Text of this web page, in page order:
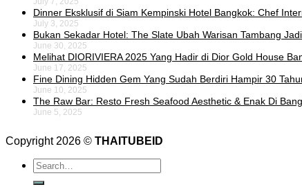
Dinner Eksklusif di Siam Kempinski Hotel Bangkok: Chef
July 3, 2025
Bukan Sekadar Hotel: The Slate Ubah Warisan Tambang
June 30, 2025
Melihat DIORIVIERA 2025 Yang Hadir di Dior Gold House
June 17, 2025
Fine Dining Hidden Gem Yang Sudah Berdiri Hampir 30
June 10, 2025
The Raw Bar: Resto Fresh Seafood Aesthetic & Enak Di
June 5, 2025
Copyright 2026 © THAITUBEID